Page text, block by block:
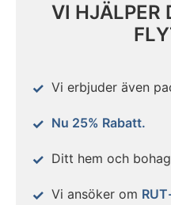
VI HJÄLPER
Vi erbjuder även
Nu 25% Rabatt.
Ditt hem och
Vi ansöker om